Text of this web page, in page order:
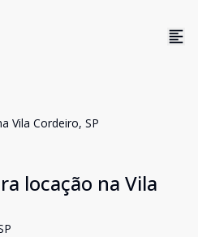
Vila Cordeiro, SP
locação na Vila